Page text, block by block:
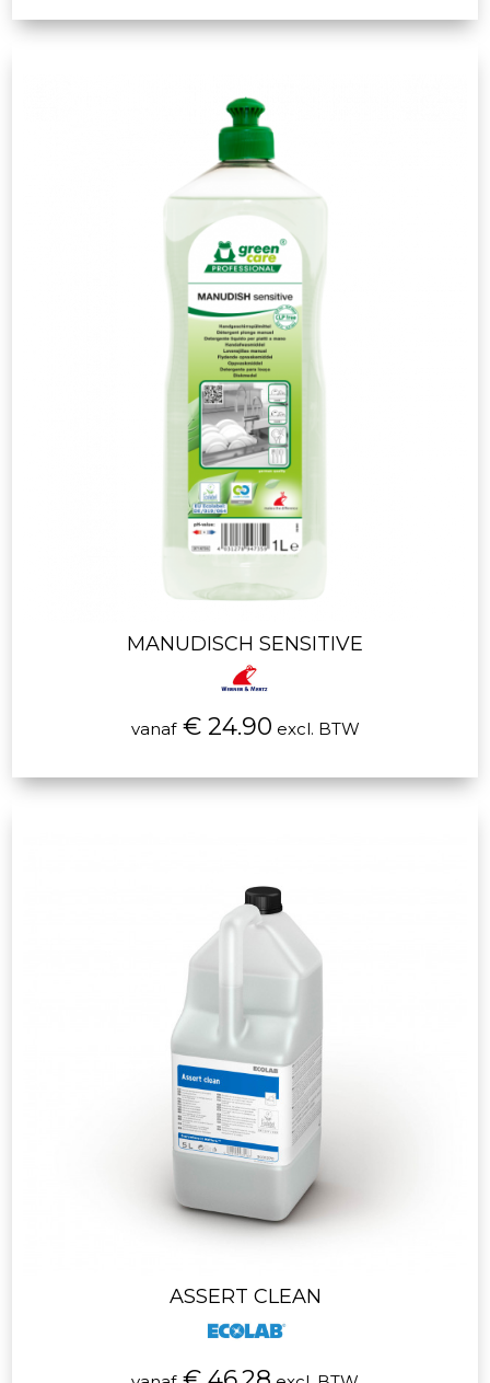
MANUDISCH SENSITIVE
vanaf€ 24.90 excl. BTW
ASSERT CLEAN